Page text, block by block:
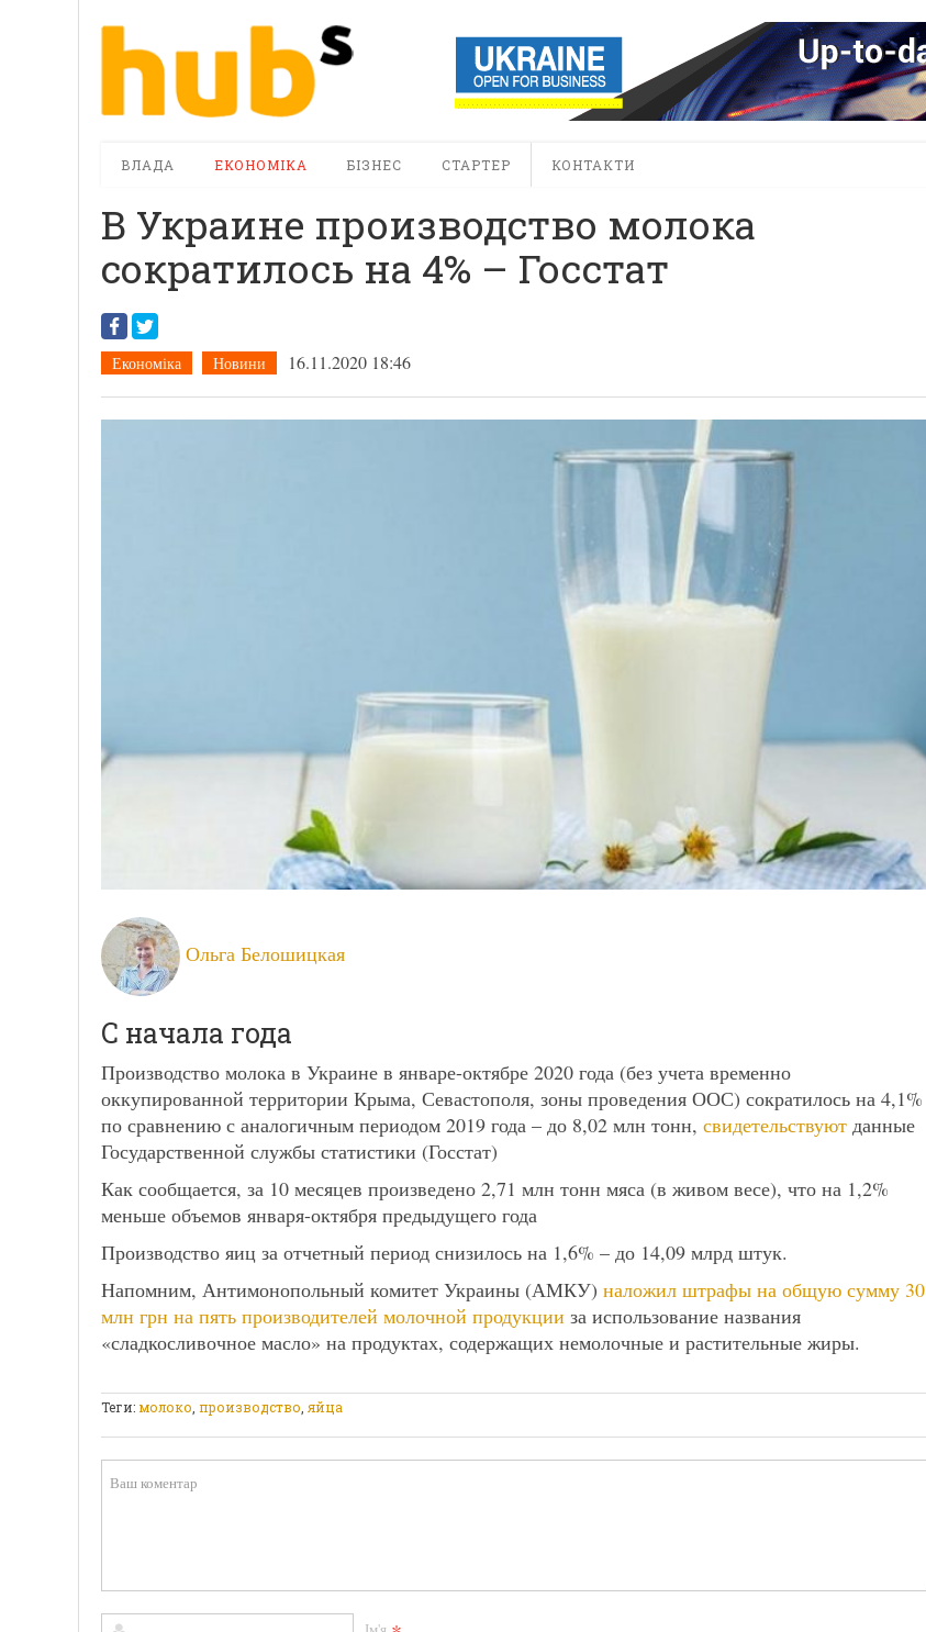
ВЛАДА ЕКОНОМІКА БІЗНЕС СТАРТЕР КОНТАКТИ
В Украине производство молока
сократилось на 4% – Госстат
Економіка Новини 16.11.2020 18:46
Ольга Белошицкая
С начала года
Производство молока в Украине в январе-октябре 2020 года (без учета временно
оккупированной территории Крыма, Севастополя, зоны проведения ООС) сократилось на 4,1%
по сравнению с аналогичным периодом 2019 года – до 8,02 млн тонн, свидетельствуют данные
Государственной службы статистики (Госстат)
Как сообщается, за 10 месяцев произведено 2,71 млн тонн мяса (в живом весе), что на 1,2%
меньше объемов января-октября предыдущего года
Производство яиц за отчетный период снизилось на 1,6% – до 14,09 млрд штук.
Напомним, Антимонопольный комитет Украины (АМКУ) наложил штрафы на общую сумму 30
млн грн на пять производителей молочной продукции за использование названия
«сладкосливочное масло» на продуктах, содержащих немолочные и растительные жиры.
Теги:молоко производство яйца